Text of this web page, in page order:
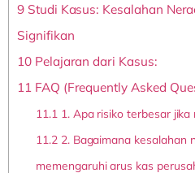
9Studi Kasus: Kesalahan
Signifikan
10Pelajaran dari Kasus:
11 FAQ (Frequently Asked
11.1 1. Apa risiko terbesar
11.2 2. Bagaimana kesalahan
memengaruhi arus kas